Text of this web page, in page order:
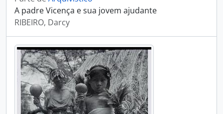
A padre Vicença e sua jovem ajudante
RIBEIRO, Darcy